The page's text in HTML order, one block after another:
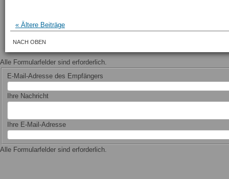
« Ältere Beiträge
NACH OBEN
Alle Formularfelder sind erforderlich.
E-Mail-Adresse des Empfängers
Ihre Nachricht
Ihre E-Mail-Adresse
Alle Formularfelder sind erforderlich.